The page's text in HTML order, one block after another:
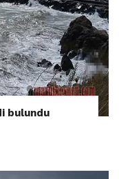
bulundu